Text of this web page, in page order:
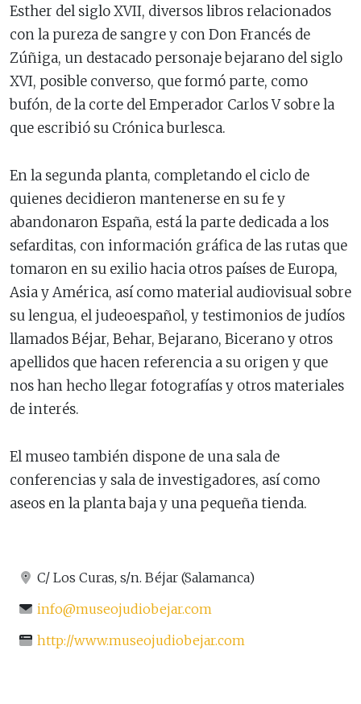
Esther del siglo XVII, diversos libros relacionados
con la pureza de sangre y con Don Francés de
Zúñiga, un destacado personaje bejarano del siglo
XVI, posible converso, que formó parte, como
bufón, de la corte del Emperador Carlos V sobre la
que escribió su Crónica burlesca.
En la segunda planta, completando el ciclo de
quienes decidieron mantenerse en su fe y
abandonaron España, está la parte dedicada a los
sefarditas, con información gráfica de las rutas que
tomaron en su exilio hacia otros países de Europa,
Asia y América, así como material audiovisual sobre
su lengua, el judeoespañol, y testimonios de judíos
llamados Béjar, Behar, Bejarano, Bicerano y otros
apellidos que hacen referencia a su origen y que
nos han hecho llegar fotografías y otros materiales
de interés.
El museo también dispone de una sala de
conferencias y sala de investigadores, así como
aseos en la planta baja y una pequeña tienda.
C/ Los Curas, s/n. Béjar (Salamanca)
info@museojudiobejar.com
http://www.museojudiobejar.com